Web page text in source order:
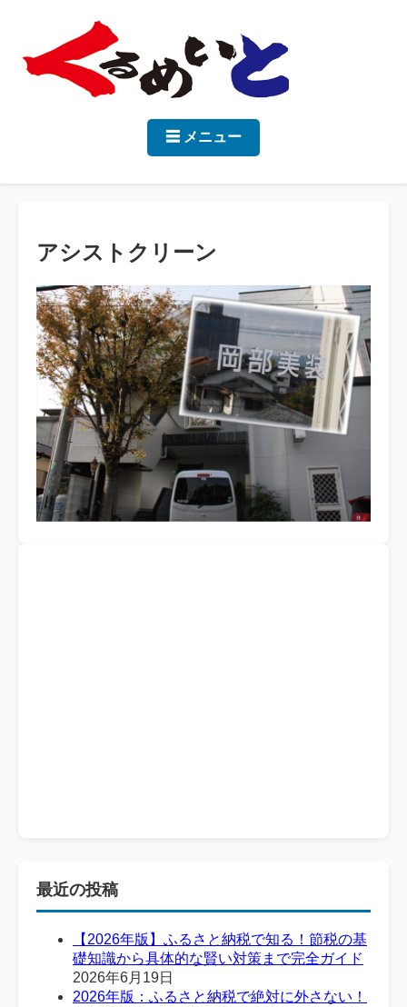
☰ メニュー
アシストクリーン
最近の投稿
【2026年版】ふるさと納税で知る！節税の基
礎知識から具体的な賢い対策まで完全ガイド
2026年6月19日
2026年版：ふるさと納税で絶対に外さない！